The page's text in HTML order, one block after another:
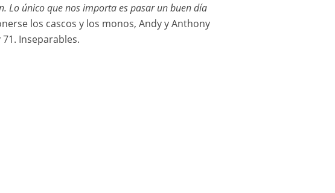
Lo único que nos importa es pasar un buen día
los cascos y los monos, Andy y Anthony
Inseparables.